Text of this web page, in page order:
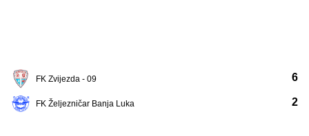
FK Zvijezda - 09
FK Željezničar Banja Luka
6
2